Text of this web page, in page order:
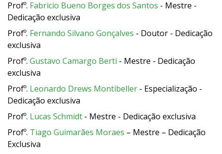
Profº. Fabricio Bueno Borges dos Santos - Mestre -
Dedicação exclusiva
Profº. Fernando Silvano Gonçalves - Doutor - Dedicação
exclusiva
Profº. Gustavo Camargo Berti - Mestre - Dedicação
exclusiva
Profº. Leonardo Drews Montibeller - Especialização -
Dedicação exclusiva
Profº. Lucas Schmidt - Mestre - Dedicação exclusiva
Profº. Tiago Guimarães Moraes – Mestre – Dedicação
Exclusiva